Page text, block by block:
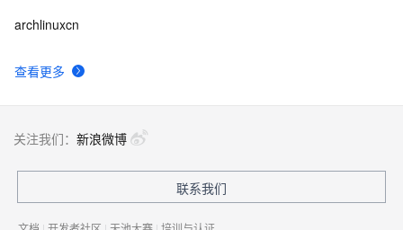
查看更多
archlinuxcn
关注我们： 新浪微博
联系我们